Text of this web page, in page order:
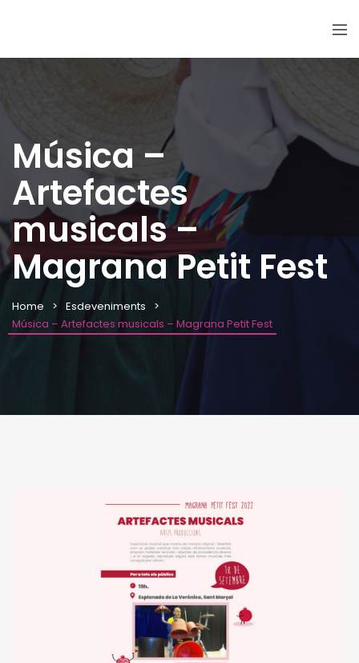
Música –
Artefactes
musicals –
Magrana Petit Fest
Home
Esdeveniments
Música – Artefactes musicals – Magrana Petit Fest